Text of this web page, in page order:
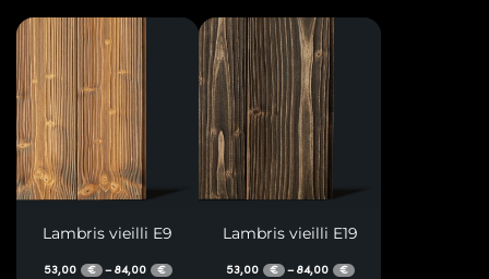
Lambris vieilli E9
53,00 € – 84,00 €
Lambris vieilli E19
53,00 € – 84,00 €